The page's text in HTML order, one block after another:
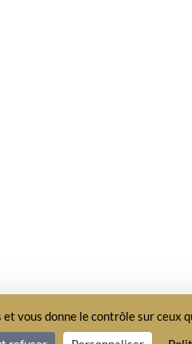
vous donne le contrôle sur ceux